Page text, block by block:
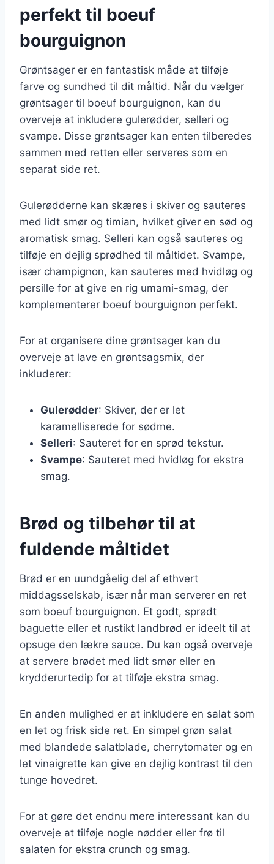
perfekt til boeuf
bourguignon
Grøntsager er en fantastisk måde at tilføje
farve og sundhed til dit måltid. Når du vælger
grøntsager til boeuf bourguignon, kan du
overveje at inkludere gulerødder, selleri og
svampe. Disse grøntsager kan enten tilberedes
sammen med retten eller serveres som en
separat side ret.
Gulerødderne kan skæres i skiver og sauteres
med lidt smør og timian, hvilket giver en sød og
aromatisk smag. Selleri kan også sauteres og
tilføje en dejlig sprødhed til måltidet. Svampe,
især champignon, kan sauteres med hvidløg og
persille for at give en rig umami-smag, der
komplementerer boeuf bourguignon perfekt.
For at organisere dine grøntsager kan du
overveje at lave en grøntsagsmix, der
inkluderer:
Gulerødder: Skiver, der er let
karamelliserede for sødme.
Selleri: Sauteret for en sprød tekstur.
Svampe: Sauteret med hvidløg for ekstra
smag.
Brød og tilbehør til at
fuldende måltidet
Brød er en uundgåelig del af ethvert
middagsselskab, især når man serverer en ret
som boeuf bourguignon. Et godt, sprødt
baguette eller et rustikt landbrød er ideelt til at
opsuge den lækre sauce. Du kan også overveje
at servere brødet med lidt smør eller en
krydderurtedip for at tilføje ekstra smag.
En anden mulighed er at inkludere en salat som
en let og frisk side ret. En simpel grøn salat
med blandede salatblade, cherrytomater og en
let vinaigrette kan give en dejlig kontrast til den
tunge hovedret.
For at gøre det endnu mere interessant kan du
overveje at tilføje nogle nødder eller frø til
salaten for ekstra crunch og smag.